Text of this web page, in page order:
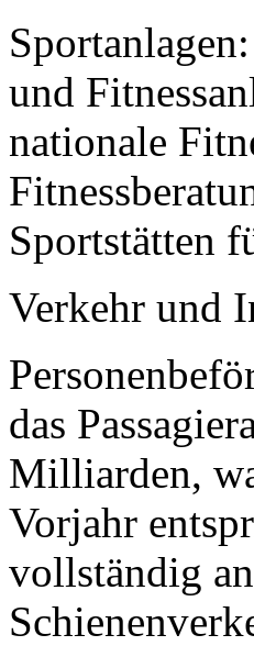
und
nationale
Sportstätten
Verkehr und
das
Milliarden,
Vorjahr
vollständig